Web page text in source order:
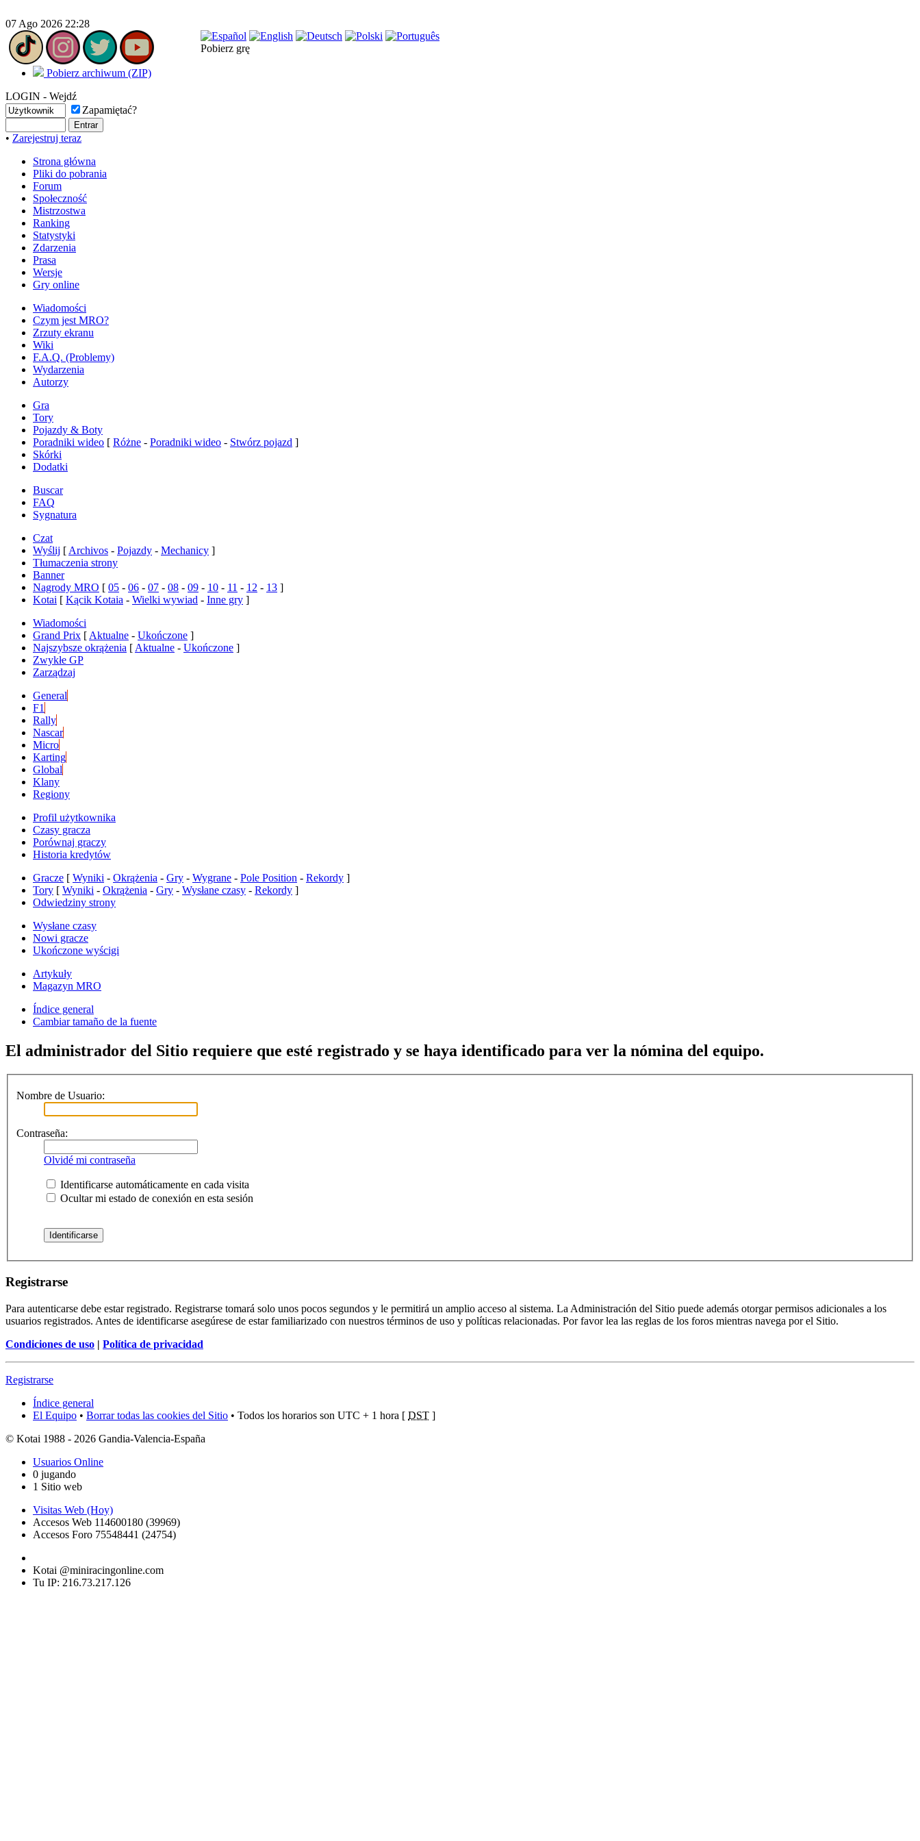
07 Ago 2026 22:28
Pobierz grę
Pobierz archiwum (ZIP)
LOGIN - Wejdź
Zapamiętać?
• Zarejestruj teraz
Strona główna
Pliki do pobrania
Forum
Społeczność
Mistrzostwa
Ranking
Statystyki
Zdarzenia
Prasa
Wersje
Gry online
Wiadomości
Czym jest MRO?
Zrzuty ekranu
Wiki
F.A.Q. (Problemy)
Wydarzenia
Autorzy
Gra
Tory
Pojazdy & Boty
Poradniki wideo [ Różne - Poradniki wideo - Stwórz pojazd ]
Skórki
Dodatki
Buscar
FAQ
Sygnatura
Czat
Wyślij [ Archivos - Pojazdy - Mechanicy ]
Tłumaczenia strony
Banner
Nagrody MRO [ 05 - 06 - 07 - 08 - 09 - 10 - 11 - 12 - 13 ]
Kotai [ Kącik Kotaia - Wielki wywiad - Inne gry ]
Wiadomości
Grand Prix [ Aktualne - Ukończone ]
Najszybsze okrążenia [ Aktualne - Ukończone ]
Zwykłe GP
Zarządzaj
General
F1
Rally
Nascar
Micro
Karting
Global
Klany
Regiony
Profil użytkownika
Czasy gracza
Porównaj graczy
Historia kredytów
Gracze [ Wyniki - Okrążenia - Gry - Wygrane - Pole Position - Rekordy ]
Tory [ Wyniki - Okrążenia - Gry - Wysłane czasy - Rekordy ]
Odwiedziny strony
Wysłane czasy
Nowi gracze
Ukończone wyścigi
Artykuły
Magazyn MRO
Índice general
Cambiar tamaño de la fuente
El administrador del Sitio requiere que esté registrado y se haya identificado para ver la nómina del equipo.
Nombre de Usuario:
Contraseña:
Olvidé mi contraseña
Identificarse automáticamente en cada visita
Ocultar mi estado de conexión en esta sesión
Registrarse
Para autenticarse debe estar registrado. Registrarse tomará solo unos pocos segundos y le permitirá un amplio acceso al sistema. La Administración del Sitio puede además otorgar permisos adicionales a los
usuarios registrados. Antes de identificarse asegúrese de estar familiarizado con nuestros términos de uso y políticas relacionadas. Por favor lea las reglas de los foros mientras navega por el Sitio.
Condiciones de uso | Política de privacidad
Registrarse
Índice general
El Equipo • Borrar todas las cookies del Sitio • Todos los horarios son UTC + 1 hora [ DST ]
© Kotai 1988 - 2026 Gandia-Valencia-España
Usuarios Online
0 jugando
1 Sitio web
Visitas Web (Hoy)
Accesos Web 114600180 (39969)
Accesos Foro 75548441 (24754)
Kotai @miniracingonline.com
Tu IP: 216.73.217.126